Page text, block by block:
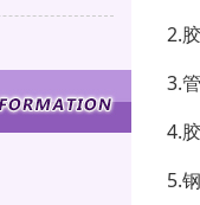
2.
3.
4.
5.